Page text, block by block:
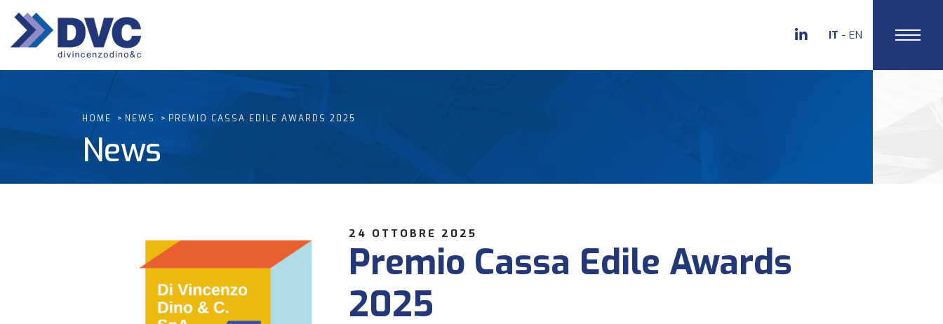
IT EN
HOME NEWS PREMIO CASSA EDILE AWARDS 2025
News
24 OTTOBRE 2025
Premio Cassa Edile Awards
2025